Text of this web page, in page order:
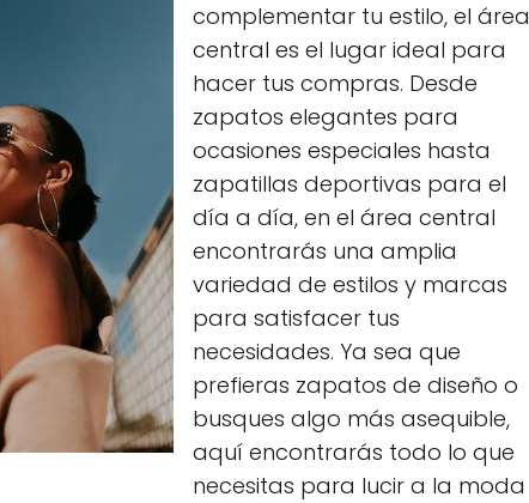
complementar tu estilo, el área
central es el lugar ideal para
hacer tus compras. Desde
zapatos elegantes para
ocasiones especiales hasta
zapatillas deportivas para el
día a día, en el área central
encontrarás una amplia
variedad de estilos y marcas
para satisfacer tus
necesidades. Ya sea que
prefieras zapatos de diseño o
busques algo más asequible,
aquí encontrarás todo lo que
necesitas para lucir a la moda